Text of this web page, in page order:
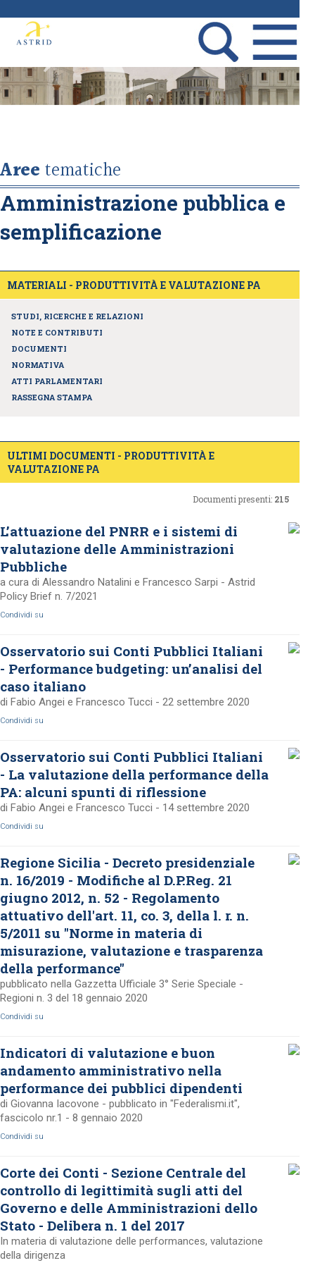
Areetematiche
Amministrazione pubblica e
semplificazione
MATERIALI - PRODUTTIVITÀ E VALUTAZIONE PA
STUDI, RICERCHE E RELAZIONI
NOTE E CONTRIBUTI
DOCUMENTI
NORMATIVA
ATTI PARLAMENTARI
RASSEGNA STAMPA
ULTIMI DOCUMENTI - PRODUTTIVITÀ E
VALUTAZIONE PA
Documenti presenti: 215
L’attuazione del PNRR e i sistemi di
valutazione delle Amministrazioni
Pubbliche
a cura di Alessandro Natalini e Francesco Sarpi - Astrid
Policy Brief n. 7/2021
Condividi su
Osservatorio sui Conti Pubblici Italiani
- Performance budgeting: un’analisi del
caso italiano
di Fabio Angei e Francesco Tucci - 22 settembre 2020
Condividi su
Osservatorio sui Conti Pubblici Italiani
- La valutazione della performance della
PA: alcuni spunti di riflessione
di Fabio Angei e Francesco Tucci - 14 settembre 2020
Condividi su
Regione Sicilia - Decreto presidenziale
n. 16/2019 - Modifiche al D.P.Reg. 21
giugno 2012, n. 52 - Regolamento
attuativo dell'art. 11, co. 3, della l. r. n.
5/2011 su "Norme in materia di
misurazione, valutazione e trasparenza
della performance"
pubblicato nella Gazzetta Ufficiale 3° Serie Speciale -
Regioni n. 3 del 18 gennaio 2020
Condividi su
Indicatori di valutazione e buon
andamento amministrativo nella
performance dei pubblici dipendenti
di Giovanna Iacovone - pubblicato in "Federalismi.it",
fascicolo nr.1 - 8 gennaio 2020
Condividi su
Corte dei Conti - Sezione Centrale del
controllo di legittimità sugli atti del
Governo e delle Amministrazioni dello
Stato - Delibera n. 1 del 2017
In materia di valutazione delle performances, valutazione
della dirigenza